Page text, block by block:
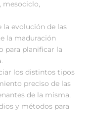
mesociclo,
evolución de las
la maduración
para planificar la
los distintos tipos
preciso de las
de la misma,
y métodos para